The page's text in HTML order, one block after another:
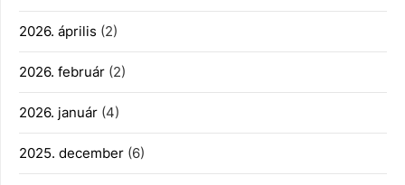
2026. április (2)
2026. február (2)
2026. január (4)
2025. december (6)